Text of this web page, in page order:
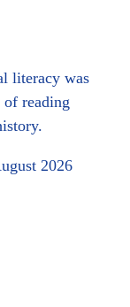
literacy was
reading
2026